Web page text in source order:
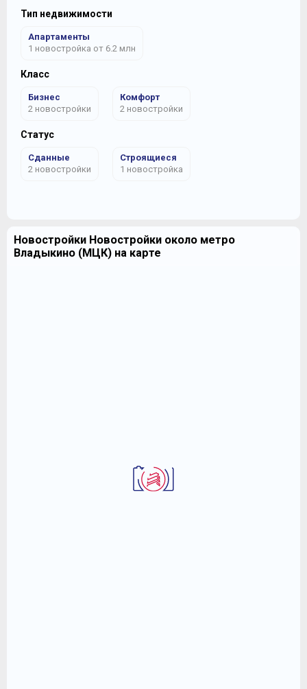
Тип недвижимости
Апартаменты
1 новостройка от 6.2 млн
Класс
Бизнес
2 новостройки
Комфорт
2 новостройки
Статус
Сданные
2 новостройки
Строящиеся
1 новостройка
Новостройки Новостройки около метро
Владыкино (МЦК) на карте